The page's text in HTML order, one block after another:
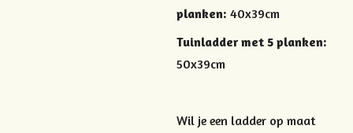
planken: 40x39cm
Tuinladder met 5 planken:
50x39cm
Wil je een ladder op maat